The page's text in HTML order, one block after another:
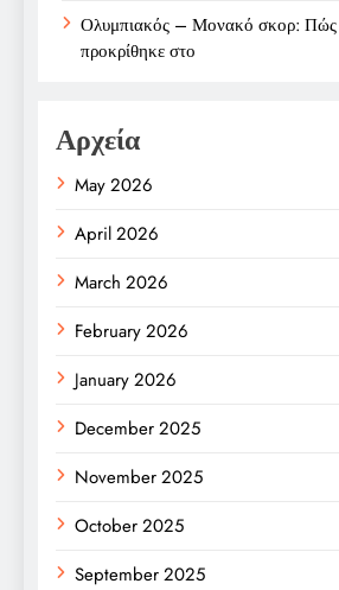
Ολυμπιακός – Μονακό σκορ: Πώς
προκρίθηκε στο
Αρχεία
May 2026
April 2026
March 2026
February 2026
January 2026
December 2025
November 2025
October 2025
September 2025